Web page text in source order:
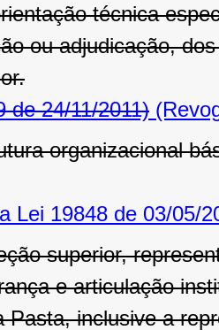
técnica
ou adjudicação,
de 24/11/2011)
organizacional
Lei 19848 de 03/05/
superior,
e articulação
Pasta, inclusive a